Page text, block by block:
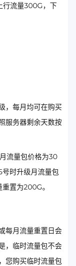
行流量300G，下
，每月均可在购买
服务器剩余天数按
流量包价格为30
号时升级月流量包
置为200G。
每月流量重置日会
，临时流量包不会
您购买临时流量包